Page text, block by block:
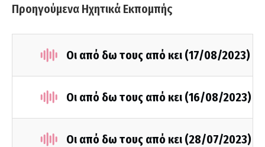
Προηγούμενα Ηχητικά Εκπομπής
Οι από δω τους από κει (17/08/2023)
Οι από δω τους από κει (16/08/2023)
Οι από δω τους από κει (28/07/2023)